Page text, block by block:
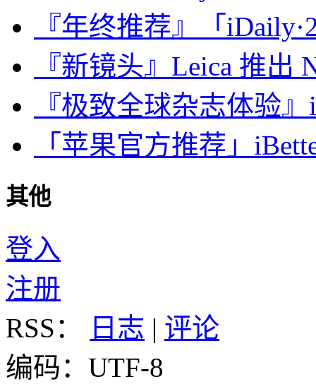
『年终推荐』「
『新镜头』Leica 推出
『极致全球杂志体验
「苹果官方推荐」
其他
登入
注册
RSS：
日志 | 评论
编码：UTF-8